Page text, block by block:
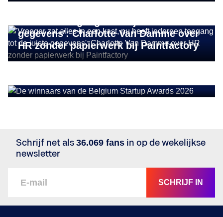
gegevens': Charlotte Van Damme over
HR zonder papierwerk bij Paintfactory
BUSINESS GROWTH
Schrijf net als 36.069 fans in op de wekelijkse
newsletter
SCHRIJF IN